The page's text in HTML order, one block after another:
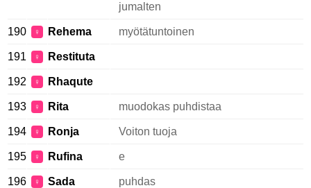
jumalten
190 ♀ Rehema myötätuntoinen
191 ♀ Restituta
192 ♀ Rhaqute
193 ♀ Rita muodokas puhdistaa
194 ♀ Ronja Voiton tuoja
195 ♀ Rufina e
196 ♀ Sada puhdas